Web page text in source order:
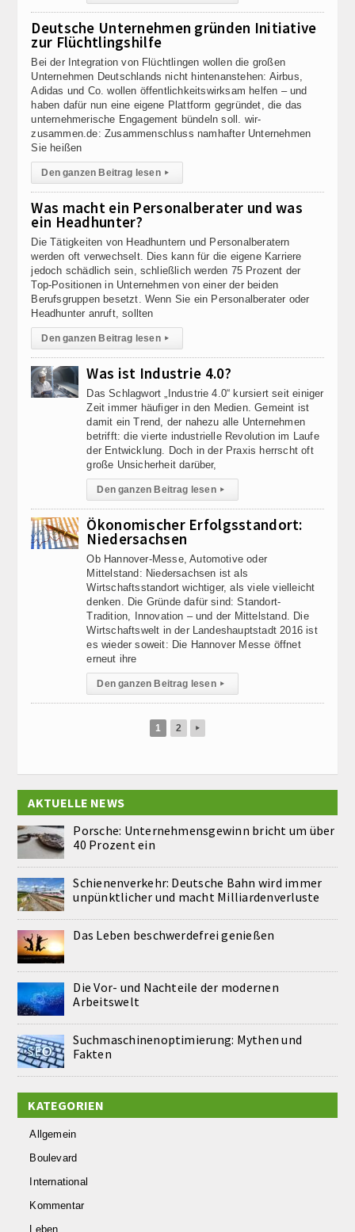
Deutsche Unternehmen gründen Initiative
zur Flüchtlingshilfe
Bei der Integration von Flüchtlingen wollen die großen
Unternehmen Deutschlands nicht hintenanstehen: Airbus,
Adidas und Co. wollen öffentlichkeitswirksam helfen – und
haben dafür nun eine eigene Plattform gegründet, die das
unternehmerische Engagement bündeln soll. wir-
zusammen.de: Zusammenschluss namhafter Unternehmen
Sie heißen
Den ganzen Beitrag lesen ▸
Was macht ein Personalberater und was
ein Headhunter?
Die Tätigkeiten von Headhuntern und Personalberatern
werden oft verwechselt. Dies kann für die eigene Karriere
jedoch schädlich sein, schließlich werden 75 Prozent der
Top-Positionen in Unternehmen von einer der beiden
Berufsgruppen besetzt. Wenn Sie ein Personalberater oder
Headhunter anruft, sollten
Den ganzen Beitrag lesen ▸
Was ist Industrie 4.0?
Das Schlagwort „Industrie 4.0“ kursiert seit einiger
Zeit immer häufiger in den Medien. Gemeint ist
damit ein Trend, der nahezu alle Unternehmen
betrifft: die vierte industrielle Revolution im Laufe
der Entwicklung. Doch in der Praxis herrscht oft
große Unsicherheit darüber,
Den ganzen Beitrag lesen ▸
Ökonomischer Erfolgsstandort:
Niedersachsen
Ob Hannover-Messe, Automotive oder
Mittelstand: Niedersachsen ist als
Wirtschaftsstandort wichtiger, als viele vielleicht
denken. Die Gründe dafür sind: Standort-
Tradition, Innovation – und der Mittelstand. Die
Wirtschaftswelt in der Landeshauptstadt 2016 ist
es wieder soweit: Die Hannover Messe öffnet
erneut ihre
Den ganzen Beitrag lesen ▸
1 2 ▸
AKTUELLE NEWS
Porsche: Unternehmensgewinn bricht um über
40 Prozent ein
Schienenverkehr: Deutsche Bahn wird immer
unpünktlicher und macht Milliardenverluste
Das Leben beschwerdefrei genießen
Die Vor- und Nachteile der modernen
Arbeitswelt
Suchmaschinenoptimierung: Mythen und
Fakten
KATEGORIEN
Allgemein
Boulevard
International
Kommentar
Leben